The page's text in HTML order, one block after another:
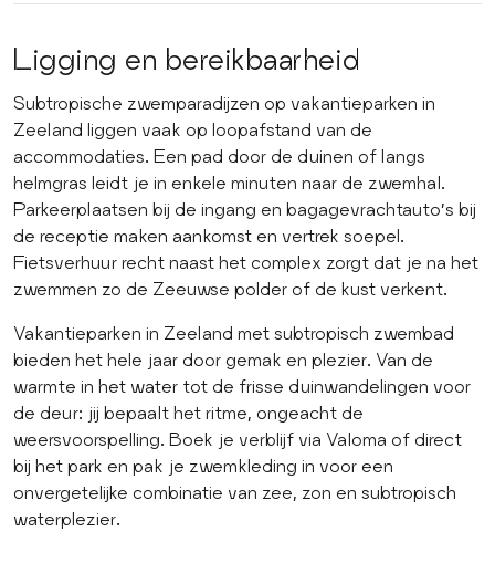
Ligging en bereikbaarheid
Subtropische zwemparadijzen op vakantieparken in
Zeeland liggen vaak op loopafstand van de
accommodaties. Een pad door de duinen of langs
helmgras leidt je in enkele minuten naar de zwemhal.
Parkeerplaatsen bij de ingang en bagagevrachtauto’s bij
de receptie maken aankomst en vertrek soepel.
Fietsverhuur recht naast het complex zorgt dat je na het
zwemmen zo de Zeeuwse polder of de kust verkent.
Vakantieparken in Zeeland met subtropisch zwembad
bieden het hele jaar door gemak en plezier. Van de
warmte in het water tot de frisse duinwandelingen voor
de deur: jij bepaalt het ritme, ongeacht de
weersvoorspelling. Boek je verblijf via Valoma of direct
bij het park en pak je zwemkleding in voor een
onvergetelijke combinatie van zee, zon en subtropisch
waterplezier.